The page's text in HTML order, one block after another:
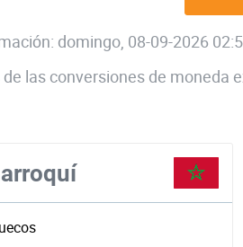
domingo, 08-09-2026
las conversiones de